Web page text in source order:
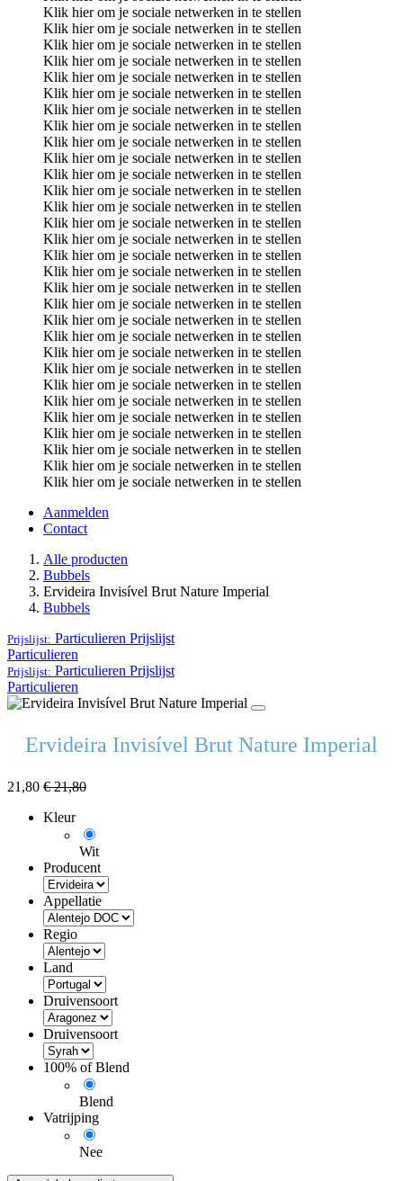
Klik hier om je sociale netwerken in te stellen
Klik hier om je sociale netwerken in te stellen
Klik hier om je sociale netwerken in te stellen
Klik hier om je sociale netwerken in te stellen
Klik hier om je sociale netwerken in te stellen
Klik hier om je sociale netwerken in te stellen
Klik hier om je sociale netwerken in te stellen
Klik hier om je sociale netwerken in te stellen
Klik hier om je sociale netwerken in te stellen
Klik hier om je sociale netwerken in te stellen
Klik hier om je sociale netwerken in te stellen
Klik hier om je sociale netwerken in te stellen
Klik hier om je sociale netwerken in te stellen
Klik hier om je sociale netwerken in te stellen
Klik hier om je sociale netwerken in te stellen
Klik hier om je sociale netwerken in te stellen
Klik hier om je sociale netwerken in te stellen
Klik hier om je sociale netwerken in te stellen
Klik hier om je sociale netwerken in te stellen
Klik hier om je sociale netwerken in te stellen
Klik hier om je sociale netwerken in te stellen
Klik hier om je sociale netwerken in te stellen
Klik hier om je sociale netwerken in te stellen
Klik hier om je sociale netwerken in te stellen
Klik hier om je sociale netwerken in te stellen
Klik hier om je sociale netwerken in te stellen
Klik hier om je sociale netwerken in te stellen
Klik hier om je sociale netwerken in te stellen
Klik hier om je sociale netwerken in te stellen
Klik hier om je sociale netwerken in te stellen
Aanmelden
Contact
Alle producten
Bubbels
Ervideira Invisível Brut Nature Imperial
Bubbels
Prijslijst: Particulieren Prijslijst
Particulieren
Prijslijst: Particulieren Prijslijst
Particulieren
Ervideira Invisível Brut Nature Imperial
21,80 €21,80
Kleur
Wit
Producent
Appellatie
Regio
Land
Druivensoort
Druivensoort
100% of Blend
Blend
Vatrijping
Nee